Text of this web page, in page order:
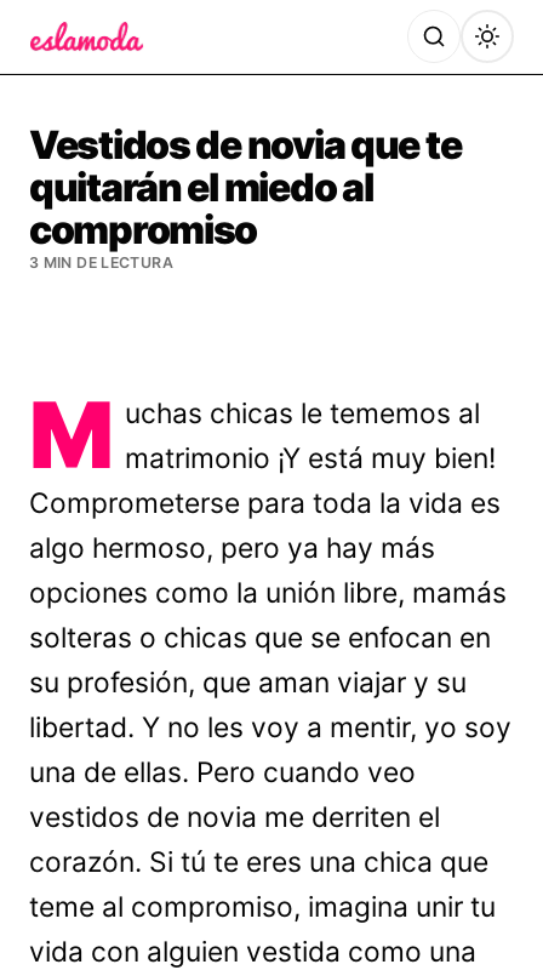
Vestidos de novia que te
quitarán el miedo al
compromiso
3 MIN DE LECTURA
M uchas chicas le tememos al
matrimonio ¡Y está muy bien!
Comprometerse para toda la vida es
algo hermoso, pero ya hay más
opciones como la unión libre, mamás
solteras o chicas que se enfocan en
su profesión, que aman viajar y su
libertad. Y no les voy a mentir, yo soy
una de ellas. Pero cuando veo
vestidos de novia me derriten el
corazón. Si tú te eres una chica que
teme al compromiso, imagina unir tu
vida con alguien vestida como una